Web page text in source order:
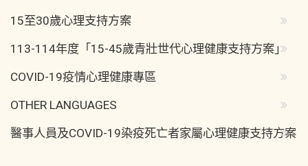
15至30歲心理支持方案
113-114年度「15-45歲青壯世代心理健康支持方案」
COVID-19疫情心理健康專區
OTHER LANGUAGES
醫事人員及COVID-19染疫死亡者家屬心理健康支持方案